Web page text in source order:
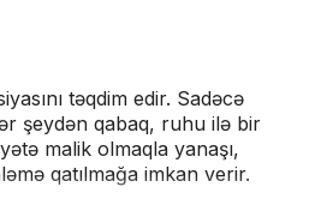
təqdim edir. Sadəcə
şeydən qabaq, ruhu ilə bir
malik olmaqla yanaşı,
qatılmağa imkan verir.